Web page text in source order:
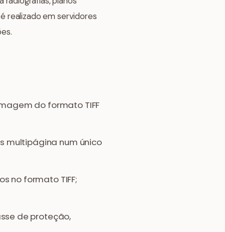
realizado em servidores
do formato TIFF
multipágina num único
no formato TIFF;
de proteção,